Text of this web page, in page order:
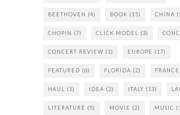
BEETHOVEN (4) BOOK (15) CHINA
CHOPIN (7) CLICK MODEL (3)
CONCERT REVIEW (1) EUROPE (17)
FEATURED (6) FLORIDA (2) FRANCE
HAUL (1) IDEA (2) ITALY (13)
LITERATURE (5) MOVIE (2) MUSIC